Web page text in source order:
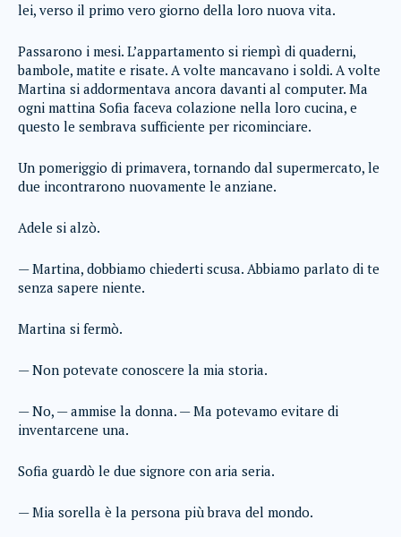
lei, verso il primo vero giorno della loro nuova vita.
Passarono i mesi. L’appartamento si riempì di quaderni,
bambole, matite e risate. A volte mancavano i soldi. A volte
Martina si addormentava ancora davanti al computer. Ma
ogni mattina Sofia faceva colazione nella loro cucina, e
questo le sembrava sufficiente per ricominciare.
Un pomeriggio di primavera, tornando dal supermercato, le
due incontrarono nuovamente le anziane.
Adele si alzò.
— Martina, dobbiamo chiederti scusa. Abbiamo parlato di te
senza sapere niente.
Martina si fermò.
— Non potevate conoscere la mia storia.
— No, — ammise la donna. — Ma potevamo evitare di
inventarcene una.
Sofia guardò le due signore con aria seria.
— Mia sorella è la persona più brava del mondo.